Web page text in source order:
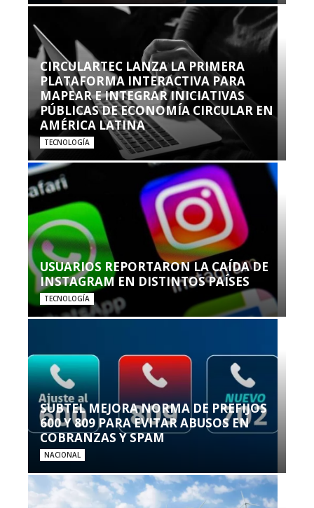
CIRCULARTEC LANZA LA PRIMERA
PLATAFORMA INTERACTIVA PARA
MAPEAR E INTEGRAR INICIATIVAS
PÚBLICAS DE ECONOMÍA CIRCULAR EN
AMÉRICA LATINA
TECNOLOGÍA
USUARIOS REPORTARON LA CAÍDA DE
INSTAGRAM EN DISTINTOS PAÍSES
TECNOLOGÍA
SUBTEL MEJORA NORMA DE PREFIJOS
600 Y 809 PARA EVITAR ABUSOS EN
COBRANZAS Y SPAM
NACIONAL